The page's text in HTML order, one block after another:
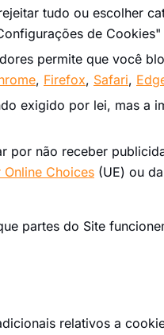
tudo ou escolher
de
permite que você
, Firefox, Safari,
exigido por lei, mas a
por não receber
Online Choices (UE) ou da
partes do Site
relativos a